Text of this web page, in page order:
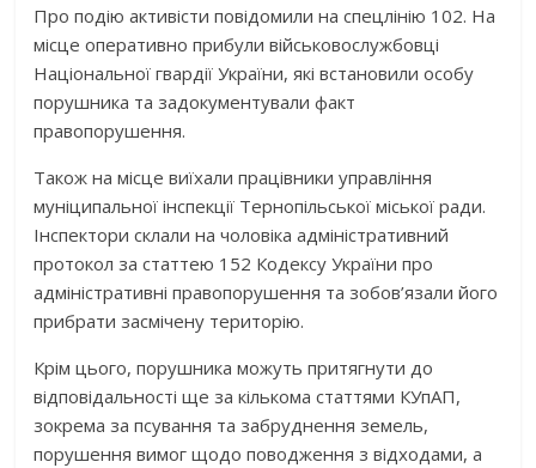
Про подію активісти повідомили на спецлінію 102. На
місце оперативно прибули військовослужбовці
Національної гвардії України, які встановили особу
порушника та задокументували факт
правопорушення.
Також на місце виїхали працівники управління
муніципальної інспекції Тернопільської міської ради.
Інспектори склали на чоловіка адміністративний
протокол за статтею 152 Кодексу України про
адміністративні правопорушення та зобов’язали його
прибрати засмічену територію.
Крім цього, порушника можуть притягнути до
відповідальності ще за кількома статтями КУпАП,
зокрема за псування та забруднення земель,
порушення вимог щодо поводження з відходами, а